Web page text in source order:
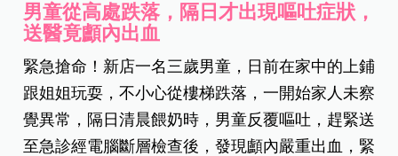
男童從高處跌落，隔日才出現嘔吐症狀，
送醫竟顱內出血
緊急搶命！新店一名三歲男童，日前在家中的上鋪
跟姐姐玩耍，不小心從樓梯跌落，一開始家人未察
覺異常，隔日清晨餵奶時，男童反覆嘔吐，趕緊送
至急診經電腦斷層檢查後，發現顱內嚴重出血，緊